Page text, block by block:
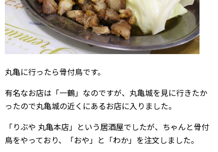
丸亀に行ったら骨付鳥です。
有名なお店は「一鶴」なのですが、丸亀城を見に行きたか
ったので丸亀城の近くにあるお店に入りました。
「りぶや 丸亀本店」という居酒屋でしたが、ちゃんと骨付
鳥をやっており、「おや」と「わか」を注文しました。